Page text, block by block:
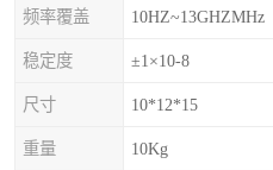
频率覆盖 10HZ~13GHZMHz
稳定度 ±1×10-8
尺寸 10*12*15
重量 10Kg